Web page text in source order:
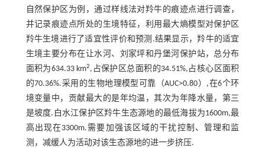
自然保护区为例，通过样线法对羚牛的痕迹点进行调查，
并记录痕迹点所处的生境特征，利用最大熵模型对保护区
羚牛生境进行了适宜性评价和预测.结果显示，羚牛的适宜
生境主要分布在让水河、刘家坪和丹堡河保护站，总分布
面积为634.33 km2,占保护区总面积的34.51%,占核心区面积
的70.36%.采用的生物地理模型可靠（AUC>0.80）,在6个环
境变量中，贡献最大的是年均温，其次为年降水量，第三
是坡度.白水江保护区羚牛生态源地的最低海拔为1600m,最
高出现在3300m.需要加强该区域的干扰控制、管理和监
测，减缓人为活动对该生态源地的进一步挤压.